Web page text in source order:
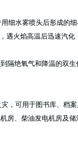
水雾喷头后形成的
遇火焰高温后迅速汽
隔绝氧气和降温的双生
，可用于图书库、档
房、柴油发电机房及